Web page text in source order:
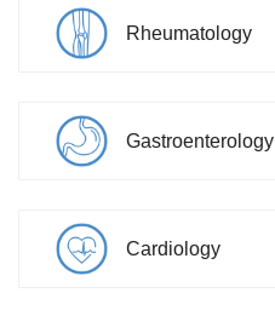
Rheumatology
Gastroenterology
Cardiology